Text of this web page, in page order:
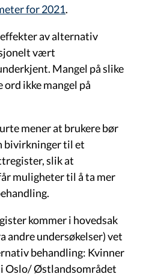
for 2021.
av alternativ
vært
Mangel på slike
ikke mangel på
mener at brukere bør
bivirkninger til et
slik at
muligheter til å ta mer
kommer i hovedsak
andre undersøkelser) vet
behandling: Kvinner
Oslo/ Østlandsområdet